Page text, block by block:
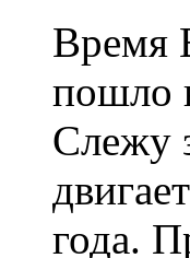
Время
пошло
Слежу
года.